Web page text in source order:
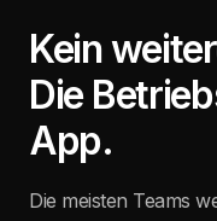
Kein
Die
App.
Die meisten Teams